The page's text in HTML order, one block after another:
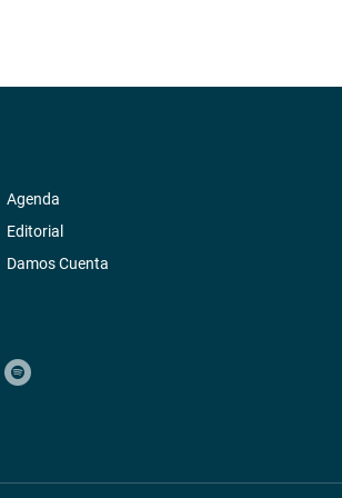
Agenda
Editorial
Damos Cuenta